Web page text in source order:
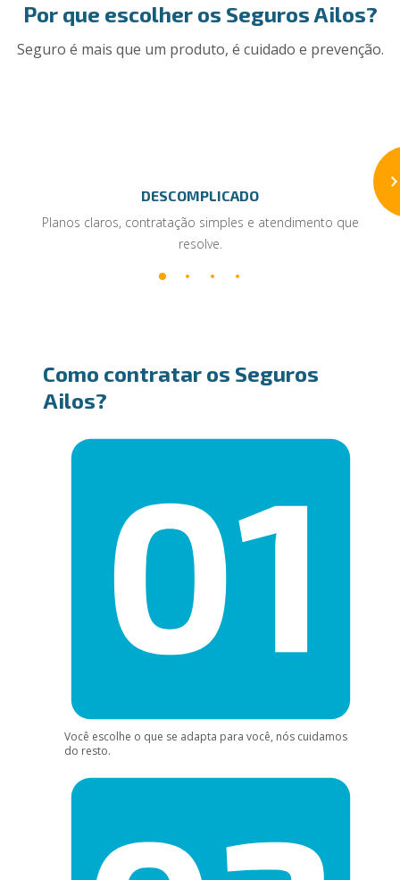
Por que escolher os Seguros Ailos?
Seguro é mais que um produto, é cuidado e prevenção.
DESCOMPLICADO
Planos claros, contratação simples e atendimento que
resolve.
Como contratar os Seguros
Ailos?
Você escolhe o que se adapta para você, nós cuidamos
do resto.